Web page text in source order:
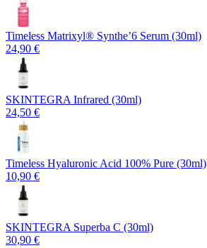
Timeless Matrixyl®️ Synthe’6 Serum (30ml)
24,90 €
SKINTEGRA Infrared (30ml)
24,50 €
Timeless Hyaluronic Acid 100% Pure (30ml)
10,90 €
SKINTEGRA Superba C (30ml)
30,90 €